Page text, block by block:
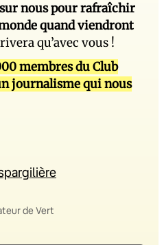
nous pour rafraîchir
quand viendront
qu’avec vous !
membres du Club
journalisme qui nous
de Vert